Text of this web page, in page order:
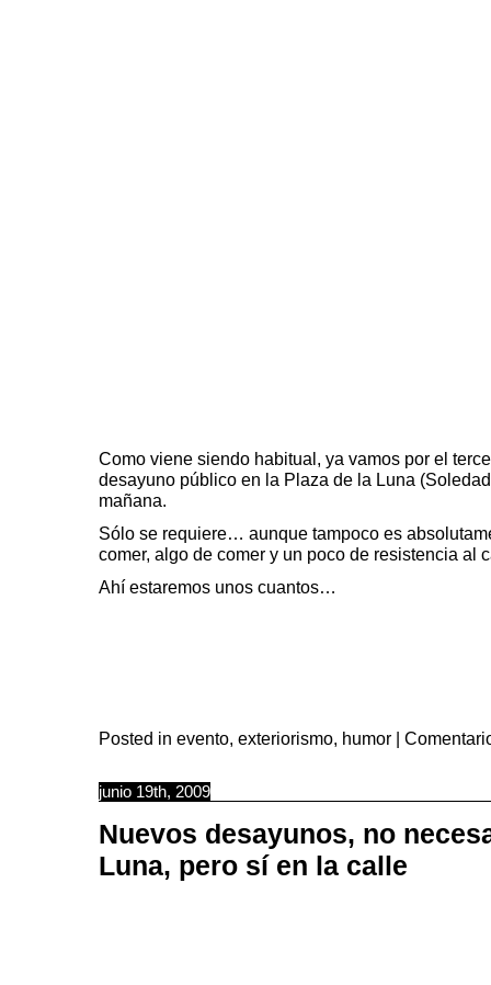
Como viene siendo habitual, ya vamos por el
desayuno público en la Plaza de la Luna
mañana.
Sólo se requiere… aunque tampoco es
comer, algo de comer y un poco de resistencia al
Ahí estaremos unos cuantos…
Posted in evento, exteriorismo, humor |
junio 19th, 2009
Nuevos desayunos, no
Luna, pero sí en la calle